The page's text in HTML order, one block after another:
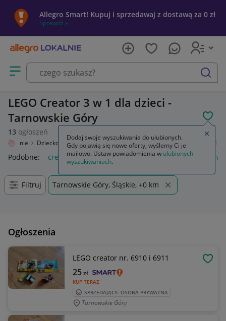
Allegro Smart! Kupuj i sprzedawaj z dostawą za 0 zł
Sprawdź »
Otwórz menu z kategoriami
szukaj
LEGO Creator 3 w 1 dla dzieci -
Tarnowskie Góry
13 ogłoszeń
Lokalnie Dziecko Zabawki Klocki LEGO Zestawy Creator 3 w 1
Podobne: creator 3 w 1 lego creator 3 w 1 lego creator 3 w
Filtruj Tarnowskie Góry, Śląskie, +0 km
Ogłoszenia
LEGO creator nr. 6910 i 6911
KUP TERAZ
25zł
SPRZEDAJĄCY: OSOBA PRYWATNA
Tarnowskie Góry
Dodaj swoje wyszukiwania do ulubionych.
Gdy pojawią się nowe oferty, wyślemy Ci je
mailowo. Ustaw powiadomienia w ulubionych
wyszukiwaniach.